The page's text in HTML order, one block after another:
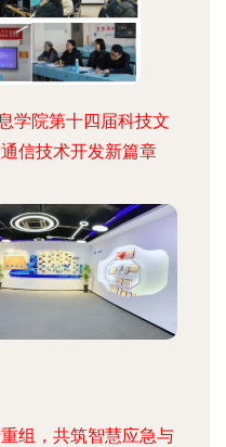
学院第十四届科技文
信技术开发新篇章
组，共筑智慧应急与